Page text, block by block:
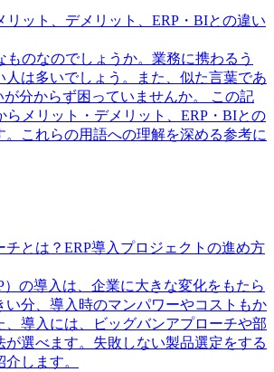
リット、デメリット、ERP・BIとの違い
ものなのでしょうか。業務に携わるう
人は多いでしょう。また、似た言葉であ
が分からず困っていませんか。 この記
らメリット・デメリット、ERP・BIとの
。これらの用語への理解を深める参考に
チとは？ERP導入プロジェクトの進め方
）の導入は、企業に大きな変化をもたら
い分、導入時のマンパワーやコストもか
、導入には、ビッグバンアプローチや部
が選べます。失敗しない製品選定をする
します。